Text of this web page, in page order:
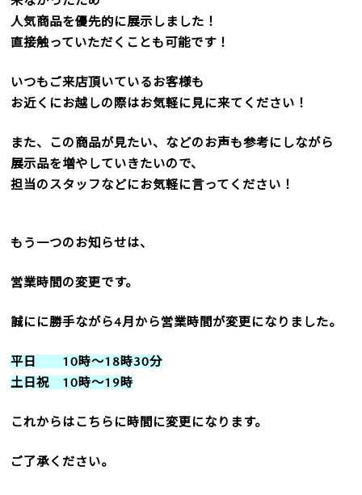
人気商品を優先的に展示しました！
直接触っていただくことも可能です！
いつもご来店頂いているお客様も
お近くにお越しの際はお気軽に見に来てください！
また、この商品が見たい、などのお声も参考にしながら
展示品を増やしていきたいので、
担当のスタッフなどにお気軽に言ってください！
もう一つのお知らせは、
営業時間の変更です。
誠にに勝手ながら4月から営業時間が変更になりました。
平日 10時～18時30分
土日祝 10時～19時
これからはこちらに時間に変更になります。
ご了承ください。